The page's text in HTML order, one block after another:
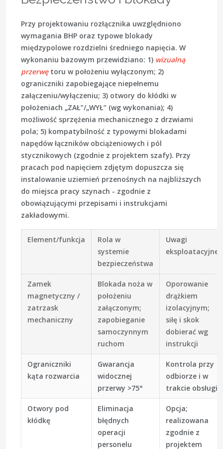
Przy projektowaniu rozłącznika uwzględniono
wymagania BHP oraz typowe blokady
międzypolowe rozdzielni średniego napięcia. W
wykonaniu bazowym przewidziano: 1) wizualną
przerwętoru w położeniu wyłączonym; 2)
ograniczniki zapobiegające niepełnemu
załączeniu/wyłączeniu; 3) otwory do kłódki w
położeniach „ZAŁ”/„WYŁ” (wg wykonania); 4)
możliwość sprzężenia mechanicznego z drzwiami
pola; 5) kompatybilność z typowymi blokadami
napędów łączników obciążeniowych i pól
stycznikowych (zgodnie z projektem szafy). Przy
pracach pod napięciem zdjętym dopuszcza się
instalowanie uziemień przenośnych na najbliższych
do miejsca pracy szynach - zgodnie z
obowiązującymi przepisami i instrukcjami
zakładowymi.
Element/funkcja
Rola w
systemie
bezpieczeństwa
Uwagi
eksploatacyjne
Zamek
magnetyczny /
zatrzask
mechaniczny
Blokada noża w
położeniu
załączonym;
zapobieganie
samoczynnym
ruchom
Oporowanie
drążkiem
izolacyjnym;
siłę i skok
dobierać wg
instrukcji
Ograniczniki
kąta rozwarcia
Gwarancja
widocznej
przerwy >75°
Kontrola przy
odbiorze i w
trakcie obsługi
Otwory pod
kłódkę
Eliminacja
błędnych
operacji
personelu
Opcja;
realizowana
zgodnie z
projektem